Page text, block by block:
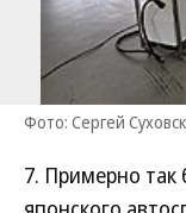
Фото: Сергей
7. Примерно так